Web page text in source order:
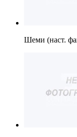
Шеми (наст.